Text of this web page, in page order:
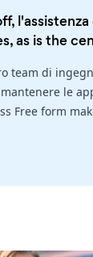
as is the
team di
le
Free form